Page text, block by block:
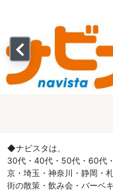
◆ナビスタは、
30代・40代・50代・60代
京・埼玉・神奈川・静岡・
街の散策・飲み会・バーベ